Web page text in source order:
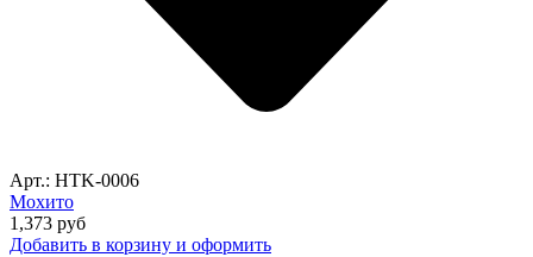
Арт.: HTK-0006
Мохито
1,373 руб
Добавить в корзину и оформить